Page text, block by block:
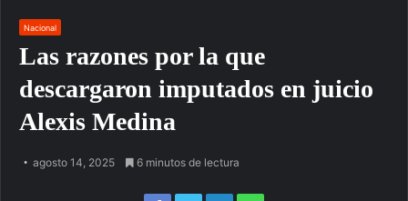
Nacional
Las razones por la que
descargaron imputados en juicio
Alexis Medina
agosto 14, 2025 6 minutos de lectura